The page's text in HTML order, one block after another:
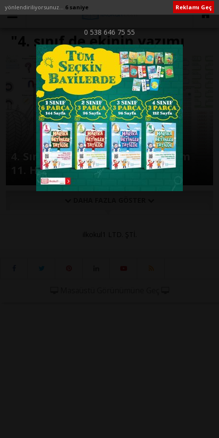
yönlendiriliyorsunuz... 6 saniye Reklamı Geç
0 538 646 75 55
"4. sınıf de ekinin yazımı
test" ile İlişikli yazılar
4. Sınıf Günlük Ödevler 1. Dönem
11. Hafta